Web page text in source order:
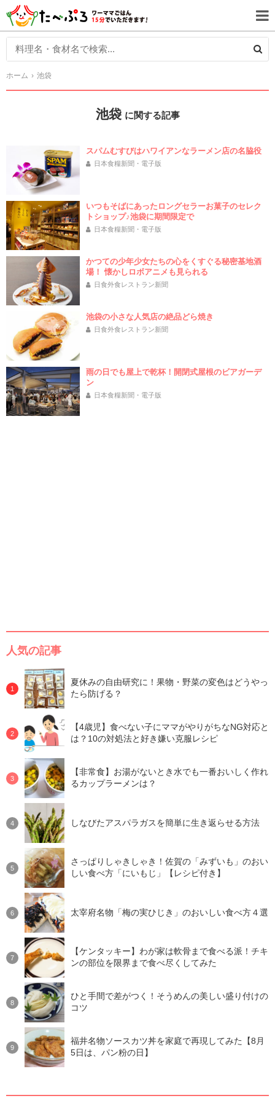
ホーム 池袋
池袋 に関する記事
スパムむすびはハワイアンなラーメン店の名脇役
日本食糧新聞・電子版
いつもそばにあったロングセラーお菓子のセレク
トショップ♪池袋に期間限定で
日本食糧新聞・電子版
かつての少年少女たちの心をくすぐる秘密基地酒
場！ 懐かしロボアニメも見られる
日食外食レストラン新聞
池袋の小さな人気店の絶品どら焼き
日食外食レストラン新聞
雨の日でも屋上で乾杯！開閉式屋根のビアガーデ
ン
日本食糧新聞・電子版
人気の記事
夏休みの自由研究に！果物・野菜の変色はどうやっ
たら防げる？
【4歳児】食べない子にママがやりがちなNG対応と
は？10の対処法と好き嫌い克服レシピ
【非常食】お湯がないとき水でも一番おいしく作れ
るカップラーメンは？
しなびたアスパラガスを簡単に生き返らせる方法
さっぱりしゃきしゃき！佐賀の「みずいも」のおい
しい食べ方「にいもじ」【レシピ付き】
太宰府名物「梅の実ひじき」のおいしい食べ方４選
【ケンタッキー】わが家は軟骨まで食べる派！チキ
ンの部位を限界まで食べ尽くしてみた
ひと手間で差がつく！そうめんの美しい盛り付けの
コツ
福井名物ソースカツ丼を家庭で再現してみた【8月
5日は、パン粉の日】